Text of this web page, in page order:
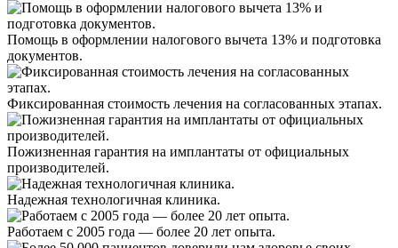
Помощь в оформлении налогового вычета 13% и подготовка
документов.
Фиксированная стоимость лечения на согласованных этапах.
Пожизненная гарантия на имплантаты от официальных
производителей.
Надежная технологичная клиника.
Работаем с 2005 года — более 20 лет опыта.